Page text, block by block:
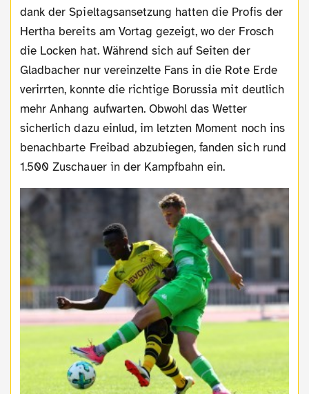
dank der Spieltagsansetzung hatten die Profis der
Hertha bereits am Vortag gezeigt, wo der Frosch
die Locken hat. Während sich auf Seiten der
Gladbacher nur vereinzelte Fans in die Rote Erde
verirrten, konnte die richtige Borussia mit deutlich
mehr Anhang aufwarten. Obwohl das Wetter
sicherlich dazu einlud, im letzten Moment noch ins
benachbarte Freibad abzubiegen, fanden sich rund
1.500 Zuschauer in der Kampfbahn ein.